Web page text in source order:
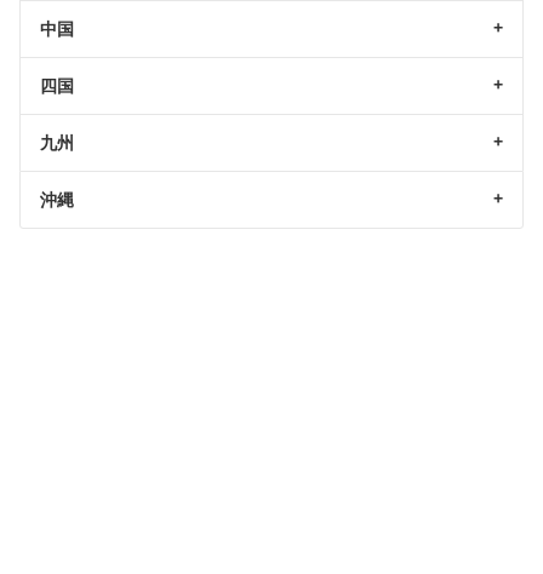
中国
四国
九州
沖縄